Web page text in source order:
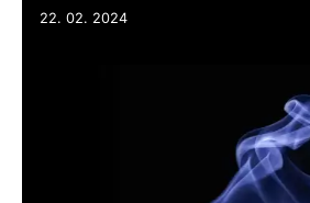
22. 02. 2024